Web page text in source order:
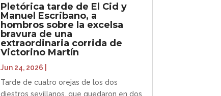
Pletórica tarde de El Cid y
Manuel Escribano, a
hombros sobre la excelsa
bravura de una
extraordinaria corrida de
Victorino Martín
Jun 24, 2026
Tarde de cuatro orejas de los dos
diestros sevillanos, que quedaron en dos